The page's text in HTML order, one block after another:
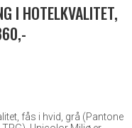
I HOTELKVALITET,
fås i hvid, grå (Pantone